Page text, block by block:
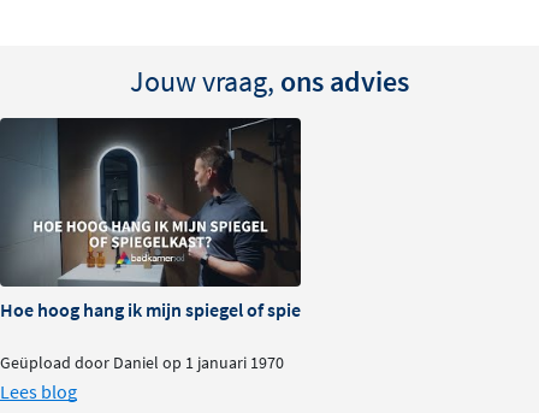
Met de Brauer Promise spiegelkast kies je voor een
stijlvolle oplossing met praktische functies, die perfect
aansluit bij elk badkamerinterieur.
Jouw vraag, ons advies
Hoe hoog hang ik mijn spiegel of spiegelkast?
Geüpload door Daniel op 1 januari 1970
Lees blog